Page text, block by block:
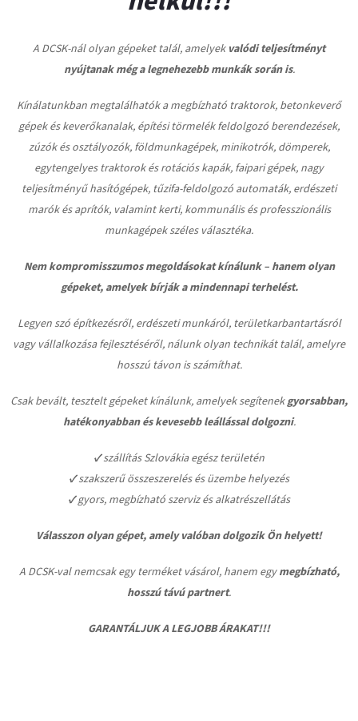
A DCSK-nál olyan gépeket talál, amelyek valódi teljesítményt
nyújtanak még a legnehezebb munkák során is.
Kínálatunkban megtalálhatók a megbízható traktorok, betonkeverő
gépek és keverőkanalak, építési törmelék feldolgozó berendezések,
zúzók és osztályozók, földmunkagépek, minikotrók, dömperek,
egytengelyes traktorok és rotációs kapák, faipari gépek, nagy
teljesítményű hasítógépek, tűzifa-feldolgozó automaták, erdészeti
marók és aprítók, valamint kerti, kommunális és professzionális
munkagépek széles választéka.
Nem kompromisszumos megoldásokat kínálunk – hanem olyan
gépeket, amelyek bírják a mindennapi terhelést.
Legyen szó építkezésről, erdészeti munkáról, területkarbantartásról
vagy vállalkozása fejlesztéséről, nálunk olyan technikát talál, amelyre
hosszú távon is számíthat.
Csak bevált, tesztelt gépeket kínálunk, amelyek segítenekgyorsabban,
hatékonyabban és kevesebb leállással dolgozni.
✔ szállítás Szlovákia egész területén
✔ szakszerű összeszerelés és üzembe helyezés
✔ gyors, megbízható szerviz és alkatrészellátás
Válasszon olyan gépet, amely valóban dolgozik Ön helyett!
A DCSK-val nemcsak egy terméket vásárol, hanem egymegbízható,
hosszú távú partnert.
GARANTÁLJUK A LEGJOBB ÁRAKAT!!!